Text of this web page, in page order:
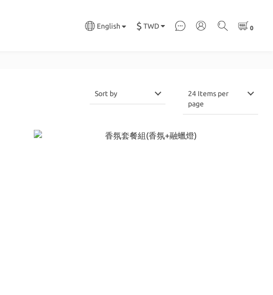
English $ TWD
Sort by
24 Items per
page